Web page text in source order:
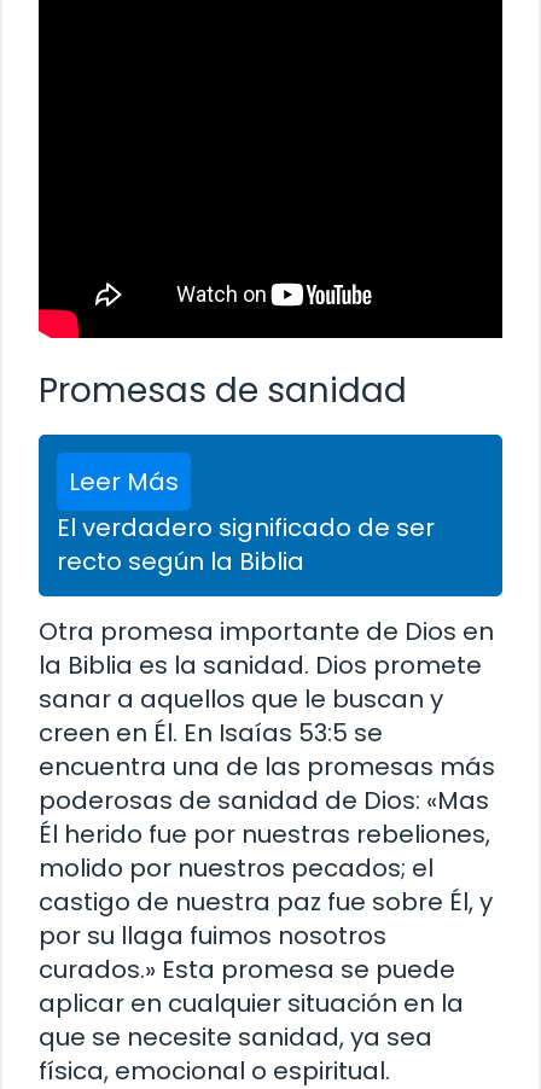
Promesas de sanidad
Leer Más
El verdadero significado de ser
recto según la Biblia
Otra promesa importante de Dios en
la Biblia es la sanidad. Dios promete
sanar a aquellos que le buscan y
creen en Él. En Isaías 53:5 se
encuentra una de las promesas más
poderosas de sanidad de Dios: «Mas
Él herido fue por nuestras rebeliones,
molido por nuestros pecados; el
castigo de nuestra paz fue sobre Él, y
por su llaga fuimos nosotros
curados.» Esta promesa se puede
aplicar en cualquier situación en la
que se necesite sanidad, ya sea
física, emocional o espiritual.